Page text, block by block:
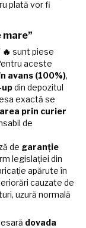
plată vor fi
sunt piese
aceste
avans (100%),
updin depozitul
exactă se
prin curier
de
de garanție
legislației din
apărute în
cauzate de
uzură normală
dovada